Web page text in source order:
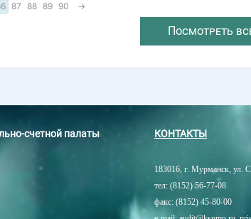
87 88 89 90 →
Посмотреть
счетной палаты
КОНТАКТЫ
183016, г. Мурманск, ул.
тел: (8152) 56-77-08
факс: (8152) 45-80-00